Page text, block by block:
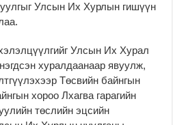
Улсын Их Хурлын гишүүн
Улсын Их Хурал
хуралдаанаар явуулж,
Төсвийн байнгын
хороо Лхагва гарагийн
төслийн эцсийн